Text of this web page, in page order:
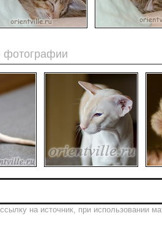
фотографии
на источник, при использовании